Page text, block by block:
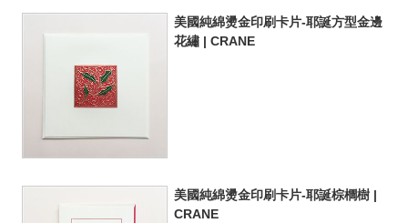
美國純綿燙金印刷卡片-耶誕方型金邊
花繡 | CRANE
美國純綿燙金印刷卡片-耶誕棕櫚樹 |
CRANE